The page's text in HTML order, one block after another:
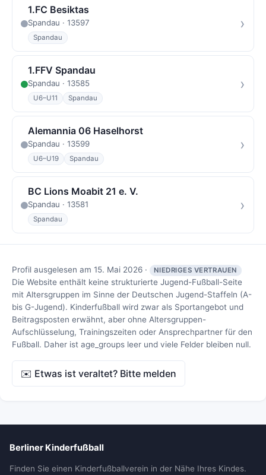
1.FC Besiktas
Spandau · 13597
Spandau
›
1.FFV Spandau
Spandau · 13585
U6–U11 Spandau
›
Alemannia 06 Haselhorst
Spandau · 13599
U6–U19 Spandau
›
BC Lions Moabit 21 e. V.
Spandau · 13581
Spandau
›
Profil ausgelesen am 15. Mai 2026 · NIEDRIGES VERTRAUEN
Die Website enthält keine strukturierte Jugend-Fußball-Seite
mit Altersgruppen im Sinne der Deutschen Jugend-Staffeln (A-
bis G-Jugend). Kinderfußball wird zwar als Sportangebot und
Beitragsposten erwähnt, aber ohne Altersgruppen-
Aufschlüsselung, Trainingszeiten oder Ansprechpartner für den
Fußball. Daher ist age_groups leer und viele Felder bleiben null.
✉️ Etwas ist veraltet? Bitte melden
Berliner Kinderfußball
Finden Sie einen Kinderfußballverein in der Nähe Ihres Kindes.